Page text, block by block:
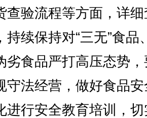
查验流程等方面，详
持续保持对“三无”食品
劣食品严打高压态势
守法经营，做好食品
进行安全教育培训，